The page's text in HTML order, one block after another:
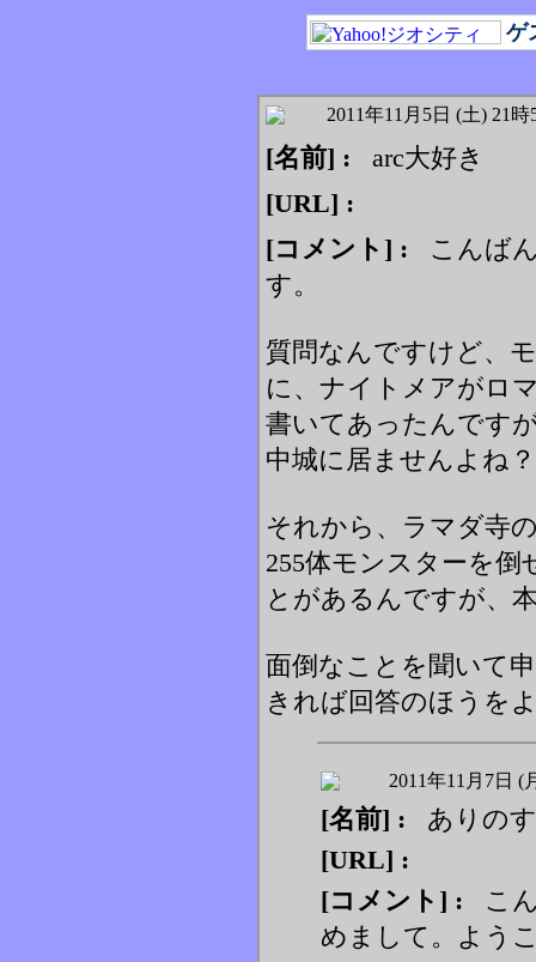
ゲ
2011年11月5日 (土) 21時
[名前] : arc大好き
[URL] :
[コメント] : こんば
す。
質問なんですけど、
に、ナイトメアがロ
書いてあったんです
中城に居ませんよね
それから、ラマダ寺
255体モンスターを
とがあるんですが、
面倒なことを聞いて
きれば回答のほうを
2011年11月7日 (
[名前] : ありのす
[URL] :
[コメント] : こ
めまして。よう